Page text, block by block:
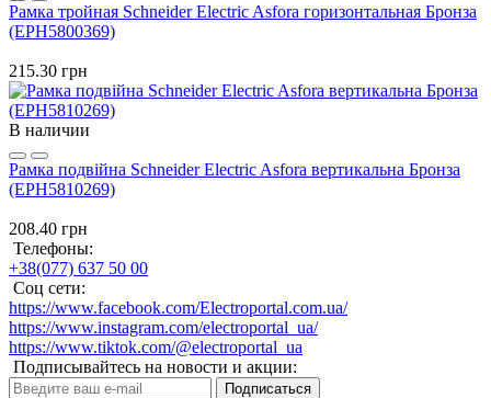
Рамка тройная Schneider Electric Asfora горизонтальная Бронза
(EPH5800369)
215.30 грн
В наличии
Рамка подвійна Schneider Electric Asfora вертикальна Бронза
(EPH5810269)
208.40 грн
Телефоны:
+38(077) 637 50 00
Соц сети:
https://www.facebook.com/Electroportal.com.ua/
https://www.instagram.com/electroportal_ua/
https://www.tiktok.com/@electroportal_ua
Подписывайтесь на новости и акции:
Подписаться